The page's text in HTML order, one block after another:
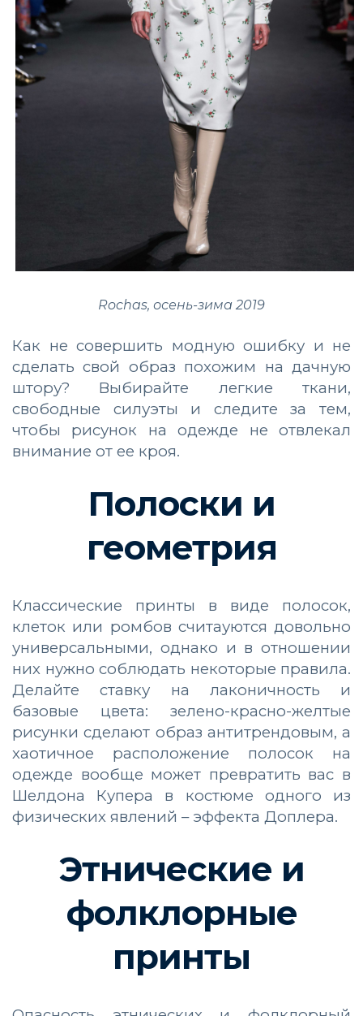
Rochas, осень-зима 2019
Как не совершить модную ошибку и не
сделать свой образ похожим на дачную
штору? Выбирайте легкие ткани,
свободные силуэты и следите за тем,
чтобы рисунок на одежде не отвлекал
внимание от ее кроя.
Полоски и
геометрия
Классические принты в виде полосок,
клеток или ромбов считауются довольно
универсальными, однако и в отношении
них нужно соблюдать некоторые правила.
Делайте ставку на лаконичность и
базовые цвета: зелено-красно-желтые
рисунки сделают образ антитрендовым, а
хаотичное расположение полосок на
одежде вообще может превратить вас в
Шелдона Купера в костюме одного из
физических явлений – эффекта Доплера.
Этнические и
фолклорные
принты